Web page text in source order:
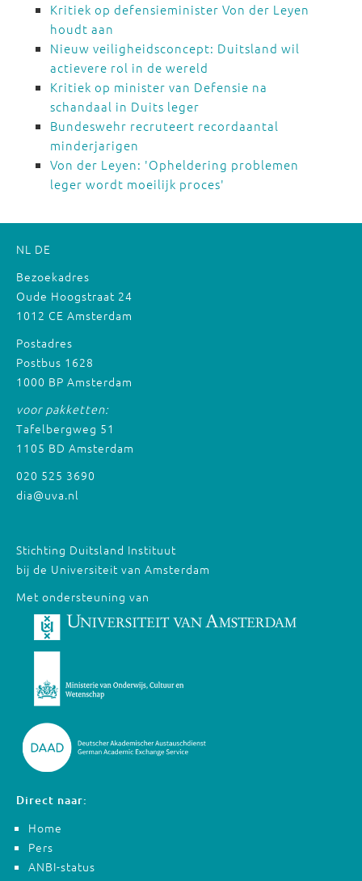
Kritiek op defensieminister Von der Leyen
houdt aan
Nieuw veiligheidsconcept: Duitsland wil
actievere rol in de wereld
Kritiek op minister van Defensie na
schandaal in Duits leger
Bundeswehr recruteert recordaantal
minderjarigen
Von der Leyen: 'Opheldering problemen
leger wordt moeilijk proces'
NL DE
Bezoekadres
Oude Hoogstraat 24
1012 CE Amsterdam
Postadres
Postbus 1628
1000 BP Amsterdam
voor pakketten:
Tafelbergweg 51
1105 BD Amsterdam
020 525 3690
dia@uva.nl
Stichting Duitsland Instituut
bij de Universiteit van Amsterdam
Met ondersteuning van
Direct naar:
Home
Pers
ANBI-status